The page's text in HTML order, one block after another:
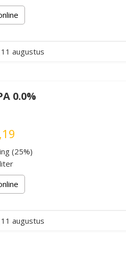
augustus
0.0%
(25%)
augustus